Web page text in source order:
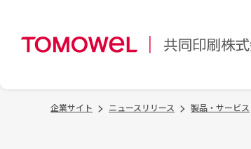
企業サイト ニュースリリース 製品・サービス